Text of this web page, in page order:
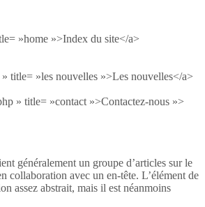
»home »>Index du site</a>
title= »les nouvelles »>Les nouvelles</a>
» title= »contact »>Contactez-nous »>
généralement un groupe d’articles sur le
collaboration avec un en-tête. L’élément de
assez abstrait, mais il est néanmoins